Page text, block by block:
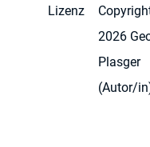
Lizenz
2026
Plasger
(Autor/